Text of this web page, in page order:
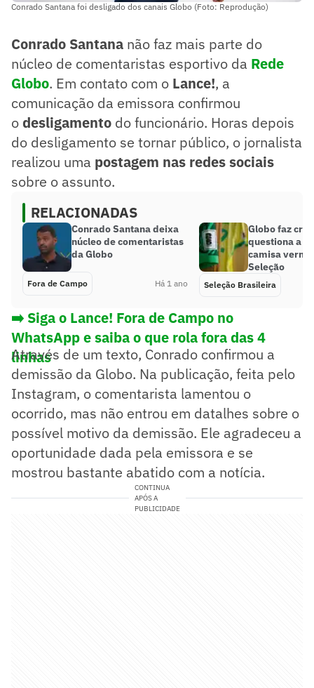
Conrado Santana foi desligado dos canais Globo (Foto: Reprodução)
Conrado Santana não faz mais parte do
núcleo de comentaristas esportivo da Rede
Globo. Em contato com o Lance!, a
comunicação da emissora confirmou
o desligamento do funcionário. Horas depois
do desligamento se tornar público, o jornalista
realizou uma postagem nas redes sociais
sobre o assunto.
RELACIONADAS
Conrado Santana deixa
núcleo de comentaristas
da Globo
Fora de Campo Há 1 ano
Globo faz
questiona a
camisa
Seleção
Seleção Brasileira
➡️ Siga o Lance! Fora de Campo no
WhatsApp e saiba o que rola fora das 4
linhas
Através de um texto, Conrado confirmou a
demissão da Globo. Na publicação, feita pelo
Instagram, o comentarista lamentou o
ocorrido, mas não entrou em datalhes sobre o
possível motivo da demissão. Ele agradeceu a
oportunidade dada pela emissora e se
mostrou bastante abatido com a notícia.
CONTINUA
APÓS A
PUBLICIDADE